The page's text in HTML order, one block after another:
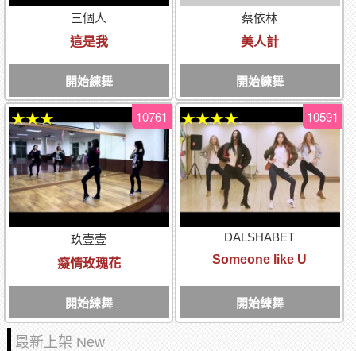
三個人
這是我
開始練舞
蔡依林
美人計
開始練舞
玖壹壹
癡情玫瑰花
開始練舞
10761
★★★
DALSHABET
Someone like U
開始練舞
10591
★★★★
最新上架 New